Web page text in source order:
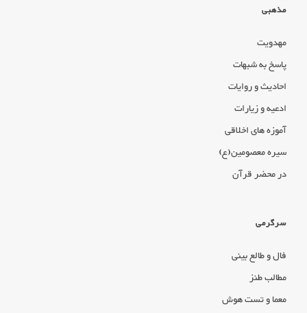
مذهبی
مهدویت
پاسخ به شبهات
احادیث و روایات
ادعیه و زیارات
آموزه های اخلاقی
سیره معصومین(ع)
در محضر قرآن
سرگرمی
فال و طالع بینی
مطالب طنز
معما و تست هوش